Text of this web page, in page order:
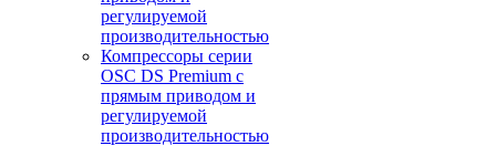
регулируемой
производительностью
Компрессоры серии
OSC DS Premium с
прямым приводом и
регулируемой
производительностью